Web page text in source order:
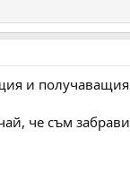
и
че съм